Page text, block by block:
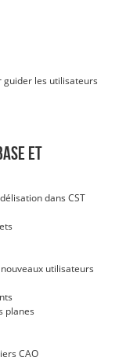
guider les utilisateurs
et
dans CST
utilisateurs
planes
CAO